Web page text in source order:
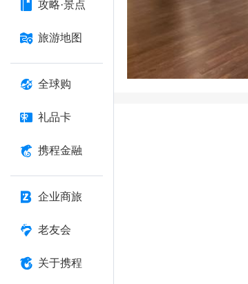
攻略·景点
旅游地图
全球购
礼品卡
携程金融
企业商旅
老友会
关于携程